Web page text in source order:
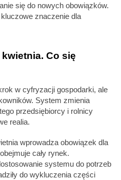
się do nowych obowiązków.
znaczenie dla
Co się
w cyfryzacji gospodarki, ale
System zmienia
przedsiębiorcy i rolnicy
realia.
wprowadza obowiązek dla
cały rynek.
systemu do potrzeb
do wykluczenia części